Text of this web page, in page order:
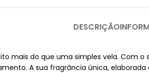
DESCRIÇÃO
mais do que uma simples vela. Com
A sua fragrância única,